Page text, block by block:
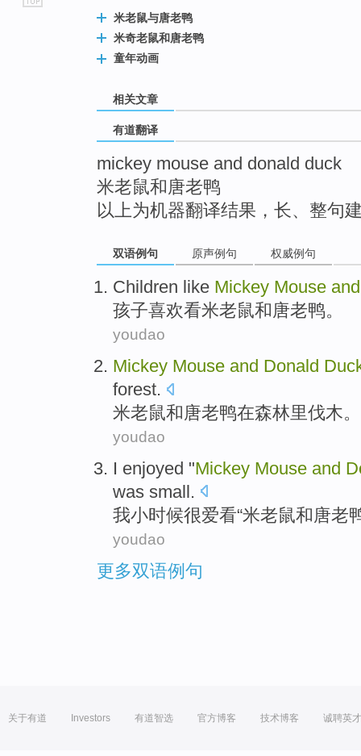
米老鼠与唐老鸭
米奇老鼠和唐老鸭
童年动画
相关文章
有道翻译
mickey mouse and donald duck
米老鼠和唐老鸭
以上为机器翻译结果，长、整句
双语例句 原声例句 权威例句
Children like Mickey Mouse and
孩子喜欢看米老鼠和唐老鸭。
youdao
Mickey Mouse and Donald
forest.
米老鼠和唐老鸭在森林里伐木。
youdao
I enjoyed "Mickey Mouse and
was small.
我小时候很爱看“米老鼠和唐老
youdao
更多双语例句
关于有道 Investors 有道智选 官方博客 技术博客 诚聘英才